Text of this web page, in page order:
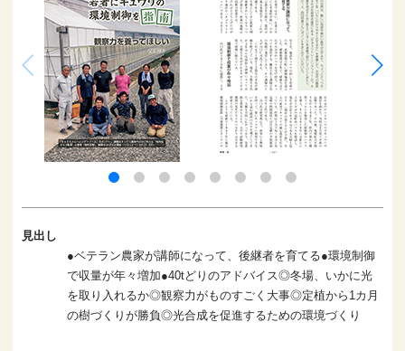
見出し
●ベテラン農家が講師になって、後継者を育てる●環境制御
で収量が年々増加●40tどりのアドバイス◎冬場、いかに光
を取り入れるか◎観察力がものすごく大事◎定植から1カ月
の樹づくりが勝負◎光合成を促進するための環境づくり